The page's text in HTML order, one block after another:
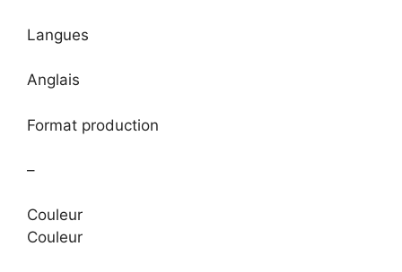
Langues
Anglais
Format production
–
Couleur
Couleur